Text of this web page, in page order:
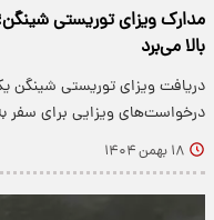
مدارک ویزای توریستی
بالا می‌برد
دریافت ویزای توریستی شینگن
درخواست‌های ویزایی برای
۱۸ بهمن ۱۴۰۴